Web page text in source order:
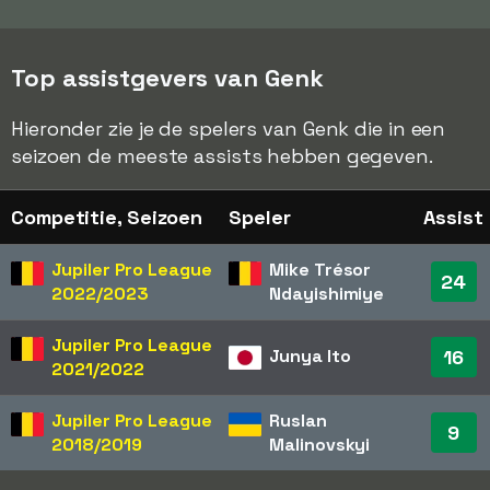
Top assistgevers van Genk
Hieronder zie je de spelers van Genk die in een
seizoen de meeste assists hebben gegeven.
Competitie, Seizoen Speler Assist
Jupiler Pro League
2022/2023
Mike Trésor
Ndayishimiye
24
Jupiler Pro League
2021/2022
Junya Ito 16
Jupiler Pro League
2018/2019
Ruslan
Malinovskyi
9